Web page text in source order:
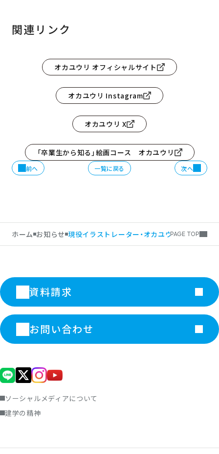
関連リンク
オカユウリ オフィシャルサイト
オカユウリ Instagram
オカユウリ X
「卒業生から知る」絵画コース オカユウリ
前へ 一覧に戻る 次へ
ホーム お知らせ 現役イラストレーター・オカユウリさんによる
PAGE TOP
資料請求
お問い合わせ
ソーシャルメディアについて
建学の精神